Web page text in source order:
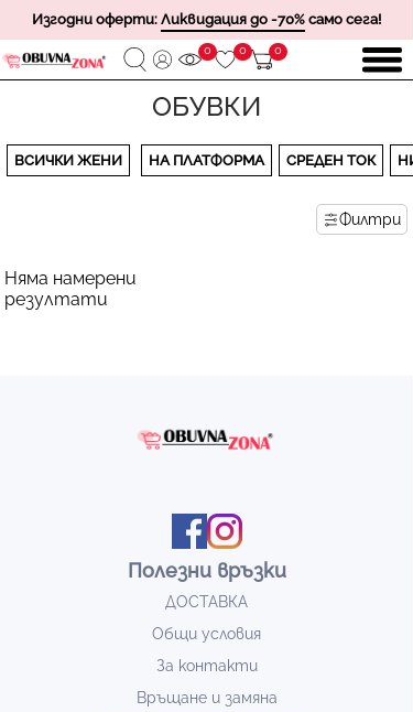
Изгодни оферти: Ликвидация до -70% само сега!
0 0 0
ОБУВКИ
ВСИЧКИ ЖЕНИ НА ПЛАТФОРМА СРЕДЕН ТОК
Филтри
Няма намерени
резултати
Полезни връзки
ДОСТАВКА
Общи условия
За контакти
Връщане и замяна